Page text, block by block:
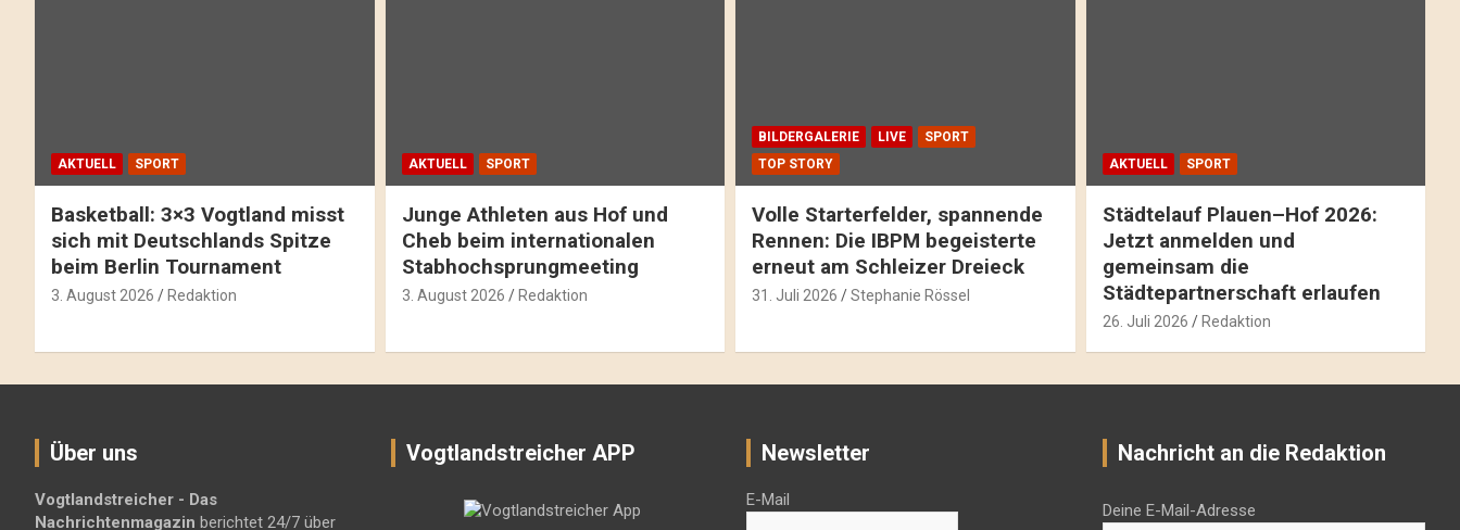
AKTUELL SPORT
Basketball: 3×3 Vogtland misst
sich mit Deutschlands Spitze
beim Berlin Tournament
3. August 2026 Redaktion
AKTUELL SPORT
Junge Athleten aus Hof und
Cheb beim internationalen
Stabhochsprungmeeting
3. August 2026 Redaktion
BILDERGALERIE LIVE
SPORT
TOP STORY
Volle Starterfelder, spannende
Rennen: Die IBPM begeisterte
erneut am Schleizer Dreieck
31. Juli 2026 Stephanie Rössel
AKTUELL SPORT
Städtelauf Plauen–Hof 2026:
Jetzt anmelden und
gemeinsam die
Städtepartnerschaft erlaufen
26. Juli 2026 Redaktion
Über uns
Vogtlandstreicher - Das
Nachrichtenmagazin berichtet 24/7 über
Vogtlandstreicher APP Newsletter
E-Mail
Nachricht an die Redaktion
Deine E-Mail-Adresse